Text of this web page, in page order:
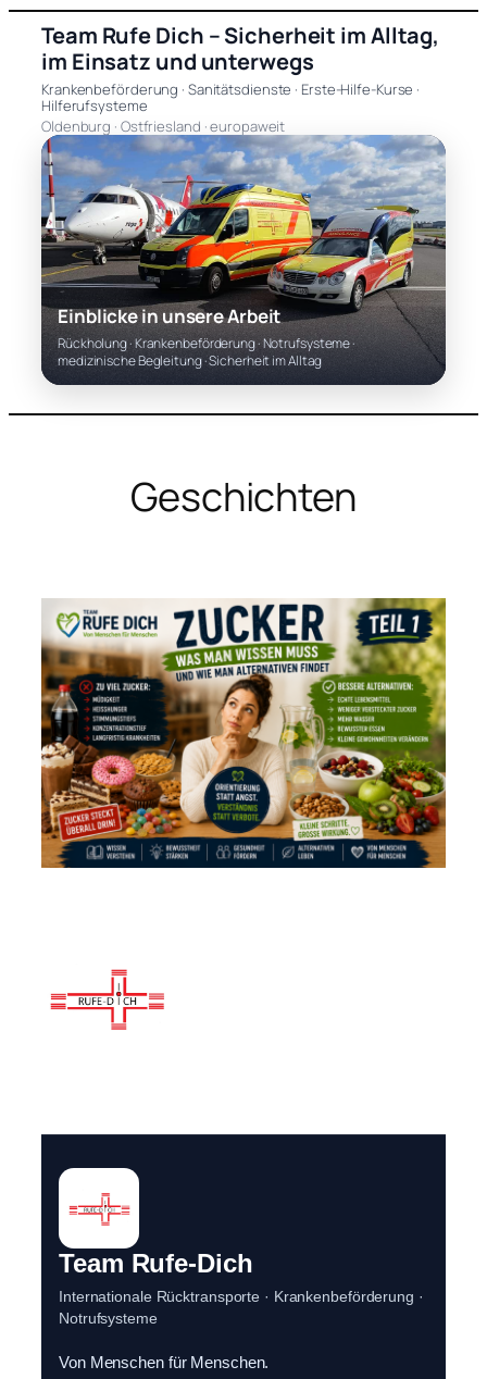
Zum
Inhalt
springen
Team Rufe Dich – Sicherheit im Alltag,
im Einsatz und unterwegs
Krankenbeförderung · Sanitätsdienste · Erste-Hilfe-Kurse ·
Hilferufsysteme
Oldenburg · Ostfriesland · europaweit
Einblicke in unsere Arbeit
Rückholung · Krankenbeförderung · Notrufsysteme ·
medizinische Begleitung · Sicherheit im Alltag
Geschichten
Team Rufe-Dich
Internationale Rücktransporte · Krankenbeförderung ·
Notrufsysteme
Von Menschen für Menschen.